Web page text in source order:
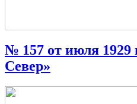
№ 157 от июля
Север»